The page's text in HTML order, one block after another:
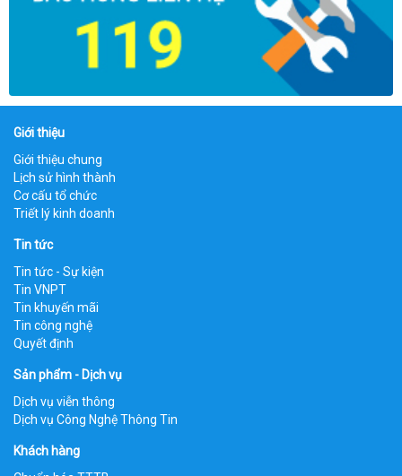
Giới thiệu
Giới thiệu chung
Lịch sử hình thành
Cơ cấu tổ chức
Triết lý kinh doanh
Tin tức
Tin tức - Sự kiện
Tin VNPT
Tin khuyến mãi
Tin công nghệ
Quyết định
Sản phẩm - Dịch vụ
Dịch vụ viễn thông
Dịch vụ Công Nghệ Thông Tin
Khách hàng